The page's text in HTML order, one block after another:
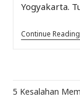
Yogyakarta.
Continue Reading
5 Kesalahan